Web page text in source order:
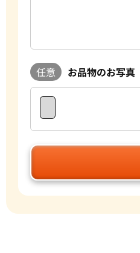
任意 お品物のお写真